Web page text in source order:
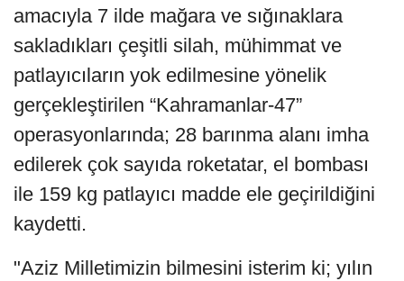
amacıyla 7 ilde mağara ve sığınaklara
sakladıkları çeşitli silah, mühimmat ve
patlayıcıların yok edilmesine yönelik
gerçekleştirilen “Kahramanlar-47”
operasyonlarında; 28 barınma alanı imha
edilerek çok sayıda roketatar, el bombası
ile 159 kg patlayıcı madde ele geçirildiğini
kaydetti.
"Aziz Milletimizin bilmesini isterim ki; yılın